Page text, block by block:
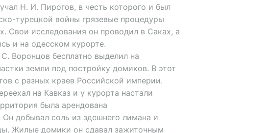
Н. И. Пирогов, в честь которого и был
турецкой войны грязевые процедуры
Свои исследования он проводил в Саках, а
и на одесском курорте.
Воронцов бесплатно выделил на
земли под постройку домиков. В этот
с разных краев Российской империи.
на Кавказ и у курорта настали
была арендована
добывал соль из здешнего лимана и
Жилые домики он сдавал зажиточным